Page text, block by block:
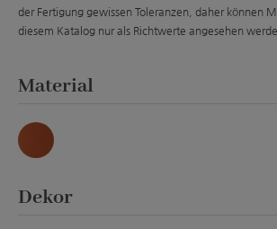
der Fertigung gewissen Toleranzen, daher können
diesem Katalog nur als Richtwerte angesehen
Materialauswählen
Natur
Dekorauswählen